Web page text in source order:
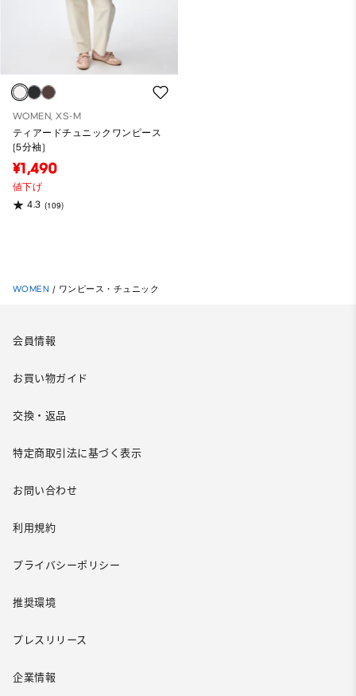
WOMEN, XS-M
ティアードチュニックワンピース
(5分袖)
¥1,490
値下げ
4.3 (109)
WOMEN / ワンピース・チュニック
会員情報
お買い物ガイド
交換・返品
特定商取引法に基づく表示
お問い合わせ
利用規約
プライバシーポリシー
推奨環境
プレスリリース
企業情報